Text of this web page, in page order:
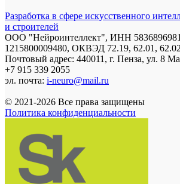
Разработка в сфере искусственного
и строителей
ООО "Нейроинтеллект", ИНН
1215800009480, ОКВЭД 72.19, 62.01, 62.02
Почтовый адрес: 440011, г. Пенза, ул. 8
+7 915 339 2055
эл. почта: i-neuro@mail.ru
© 2021-2026 Все права защищены
Политика конфиденциальности